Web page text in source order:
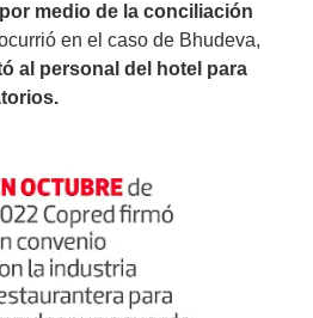
medio de la conciliación
en el caso de Bhudeva,
al personal del hotel para